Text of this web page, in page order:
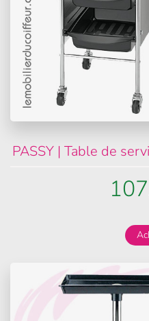
PASSY | Table de